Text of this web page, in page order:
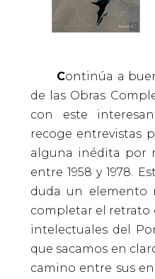
Continúa a
de las Obras
con este
recoge entrevistas
alguna inédita por
entre 1958 y 1978.
duda un elemento
completar el retrato
intelectuales del
que sacamos en
camino entre sus